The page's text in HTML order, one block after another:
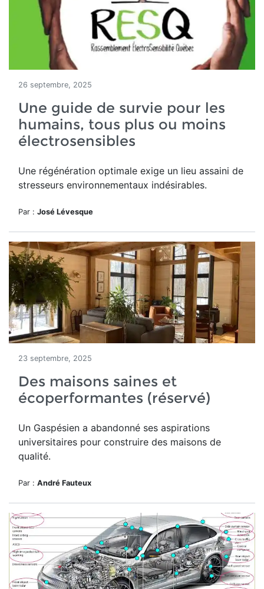
26 septembre, 2025
Une guide de survie pour les
humains, tous plus ou moins
électrosensibles
Une régénération optimale exige un lieu assaini de
stresseurs environnementaux indésirables.
Par : José Lévesque
23 septembre, 2025
Des maisons saines et
écoperformantes (réservé)
Un Gaspésien a abandonné ses aspirations
universitaires pour construire des maisons de
qualité.
Par : André Fauteux